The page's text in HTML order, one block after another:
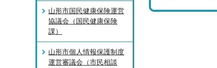
山形市国民健康保険運営
協議会（国民健康保険
課）
山形市個人情報保護制度
運営審議会（市民相談